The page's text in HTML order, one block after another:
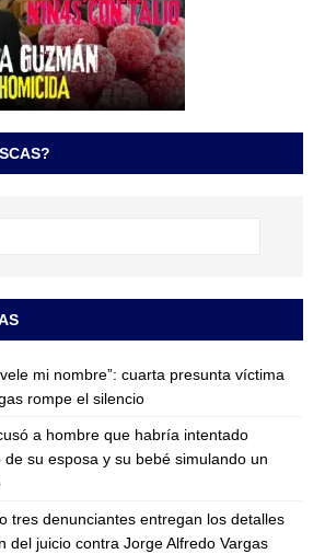
mi nombre”: cuarta presunta víctima
rompe el silencio
a hombre que habría intentado
su esposa y su bebé simulando un
tres denunciantes entregan los detalles
del juicio contra Jorge Alfredo Vargas